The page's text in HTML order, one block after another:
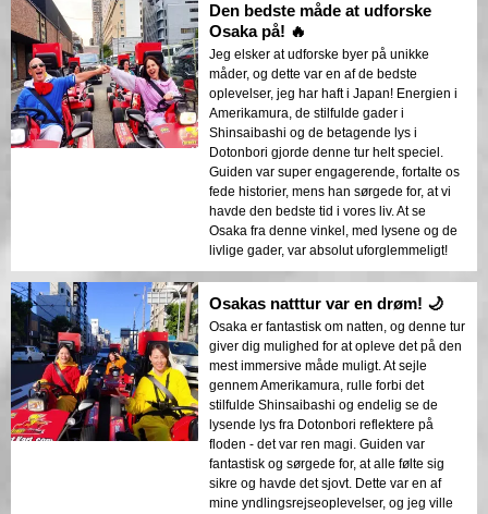
Den bedste måde at udforske
Osaka på! 🔥
Jeg elsker at udforske byer på unikke
måder, og dette var en af de bedste
oplevelser, jeg har haft i Japan! Energien i
Amerikamura, de stilfulde gader i
Shinsaibashi og de betagende lys i
Dotonbori gjorde denne tur helt speciel.
Guiden var super engagerende, fortalte os
fede historier, mens han sørgede for, at vi
havde den bedste tid i vores liv. At se
Osaka fra denne vinkel, med lysene og de
livlige gader, var absolut uforglemmeligt!
Osakas natttur var en drøm! 🌙
Osaka er fantastisk om natten, og denne tur
giver dig mulighed for at opleve det på den
mest immersive måde muligt. At sejle
gennem Amerikamura, rulle forbi det
stilfulde Shinsaibashi og endelig se de
lysende lys fra Dotonbori reflektere på
floden - det var ren magi. Guiden var
fantastisk og sørgede for, at alle følte sig
sikre og havde det sjovt. Dette var en af
mine yndlingsrejseoplevelser, og jeg ville